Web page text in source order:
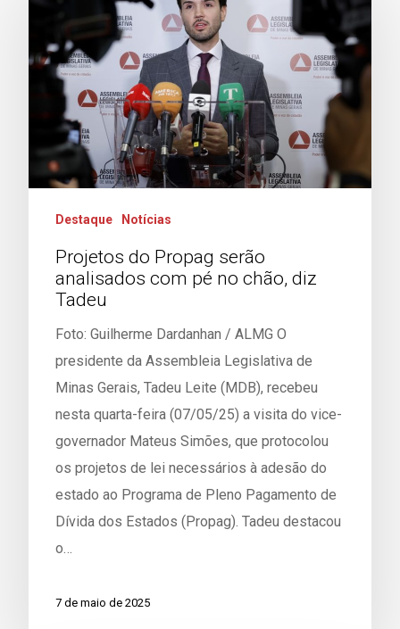
Destaque Notícias
Projetos do Propag serão
analisados com pé no chão, diz
Tadeu
Foto: Guilherme Dardanhan / ALMG O
presidente da Assembleia Legislativa de
Minas Gerais, Tadeu Leite (MDB), recebeu
nesta quarta-feira (07/05/25) a visita do vice-
governador Mateus Simões, que protocolou
os projetos de lei necessários à adesão do
estado ao Programa de Pleno Pagamento de
Dívida dos Estados (Propag). Tadeu destacou
o…
7 de maio de 2025